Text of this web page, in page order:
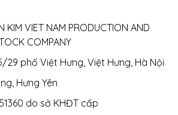
KIM VIET NAM PRODUCTION AND
COMPANY
29 phố Việt Hưng, Việt Hưng, Hà Nội
Hưng Yên
do sở KHĐT cấp